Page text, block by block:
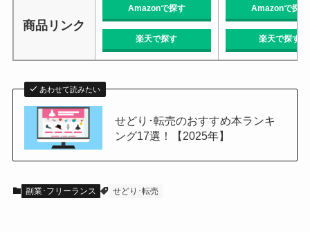
商品リンク
Amazonで探す
楽天で探す
Amazonで探す
楽天で探す
あわせて読みたい
せどり･転売のおすすめ本ランキ
ング17選！【2025年】
副業･フリーランス せどり･転売